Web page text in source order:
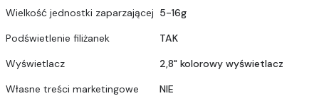
Wielkość jednostki zaparzającej 5-16g
Podświetlenie filiżanek
TAK
Wyświetlacz
2,8" kolorowy wyświetlacz
Własne treści marketingowe
NIE